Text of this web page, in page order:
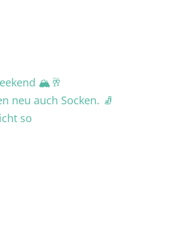
neu auch Socken. 🧦
so